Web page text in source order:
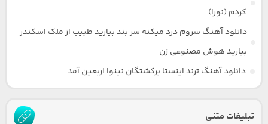
کردم (نورا)
دانلود آهنگ سروم درد میکنه سر بند بیارید طبیب از ملک اسکندر
بیارید هوش مصنوعی زن
دانلود آهنگ ترند اینستا برکشتگان نینوا اربعین آمد
تبلیغات متنی